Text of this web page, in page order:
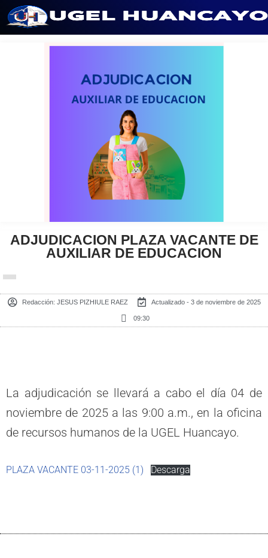
ADJUDICACION PLAZA VACANTE DE
AUXILIAR DE EDUCACION
Redacción: JESUS PIZHIULE RAEZ Actualizado - 3 de noviembre de 2025
09:30
La adjudicación se llevará a cabo el día 04 de
noviembre de 2025 a las 9:00 a.m., en la oficina
de recursos humanos de la UGEL Huancayo.
PLAZA VACANTE 03-11-2025 (1) Descarga